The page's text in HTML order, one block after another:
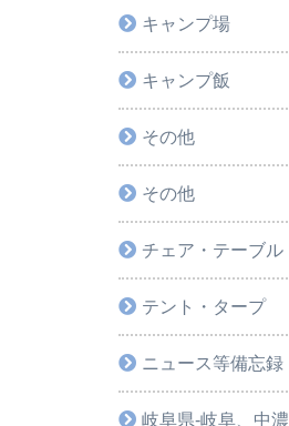
キャンプ場
キャンプ飯
その他
その他
チェア・テーブル
テント・タープ
ニュース等備忘録
岐阜県-岐阜、中濃